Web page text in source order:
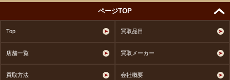
ページTOP
Top 買取品目
店舗一覧 買取メーカー
買取方法 会社概要